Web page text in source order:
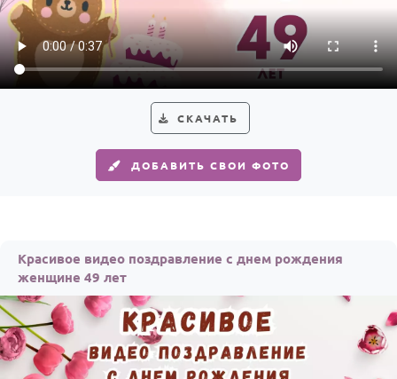
СКАЧАТЬ
ДОБАВИТЬ СВОИ ФОТО
Красивое видео поздравление с днем рождения
женщине 49 лет